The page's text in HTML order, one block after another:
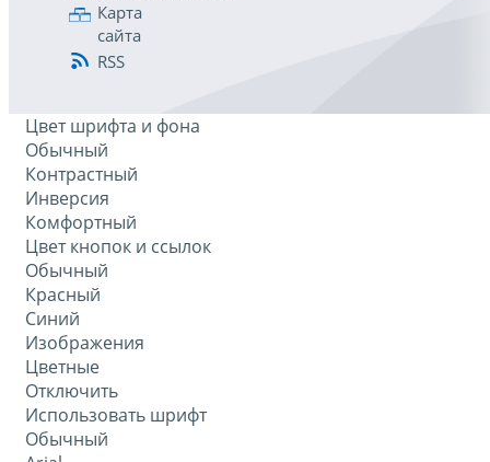
Карта
сайта
RSS
Цвет шрифта и фона
Обычный
Контрастный
Инверсия
Комфортный
Цвет кнопок и ссылок
Обычный
Красный
Синий
Изображения
Цветные
Отключить
Использовать шрифт
Обычный